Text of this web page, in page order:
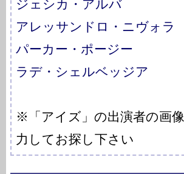
ジェシカ・アルバ
アレッサンドロ・ニヴォラ
パーカー・ポージー
ラデ・シェルベッジア
※「アイズ」の出演者の画
力してお探し下さい